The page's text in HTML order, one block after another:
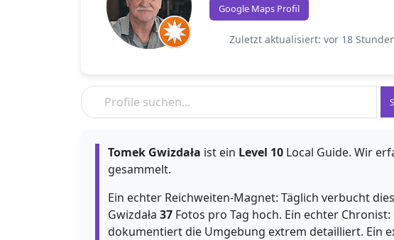
Google Maps Profil
Zuletzt aktualisiert: vor 18
Tomek Gwizdała ist ein Level 10 Local Guide. Wir
gesammelt.
Ein echter Reichweiten-Magnet: Täglich verbucht
Gwizdała 37 Fotos pro Tag hoch. Ein echter
dokumentiert die Umgebung extrem detailliert. Ein